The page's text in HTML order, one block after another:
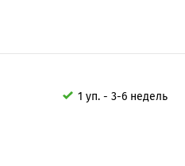
1 уп. - 3-6 недель